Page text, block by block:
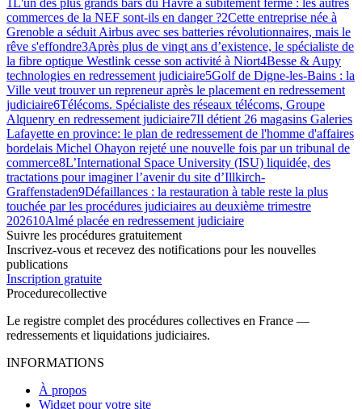
commerces de la NEF sont-ils en danger ?2Cette entreprise née à
Grenoble a séduit Airbus avec ses batteries révolutionnaires, mais le
rêve s'effondre3Après plus de vingt ans d’existence, le spécialiste de
la fibre optique Westlink cesse son activité à Niort4Besse & Aupy
technologies en redressement judiciaire5Golf de Digne-les-Bains : la
Ville veut trouver un repreneur après le placement en redressement
judiciaire6Télécoms. Spécialiste des réseaux télécoms, Groupe
Alquenry en redressement judiciaire7Il détient 26 magasins Galeries
Lafayette en province: le plan de redressement de l'homme d'affaires
bordelais Michel Ohayon rejeté une nouvelle fois par un tribunal de
commerce8L’International Space University (ISU) liquidée, des
tractations pour imaginer l’avenir du site d’Illkirch-
Graffenstaden9Défaillances : la restauration à table reste la plus
touchée par les procédures judiciaires au deuxième trimestre
202610Almé placée en redressement judiciaire
Suivre les procédures gratuitement
Inscrivez-vous et recevez des notifications pour les nouvelles
publications
Inscription gratuite
Procedurecollective
Le registre complet des procédures collectives en France —
redressements et liquidations judiciaires.
INFORMATIONS
À propos
Widget pour votre site